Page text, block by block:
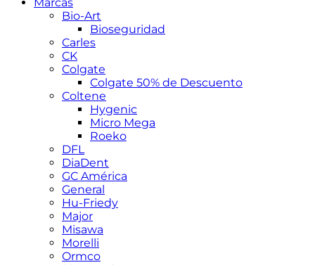
Bio-Art
Bioseguridad
Carles
CK
Colgate
Colgate 50% de Descuento
Coltene
Hygenic
Micro Mega
Roeko
DFL
DiaDent
GC América
General
Hu-Friedy
Major
Misawa
Morelli
Ormco